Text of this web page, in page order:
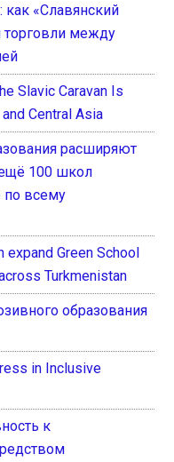
«Славянский
торговли между
Slavic Caravan Is
Central Asia
расширяют
100 школ
по всему
expand Green School
Turkmenistan
образования
in Inclusive
к